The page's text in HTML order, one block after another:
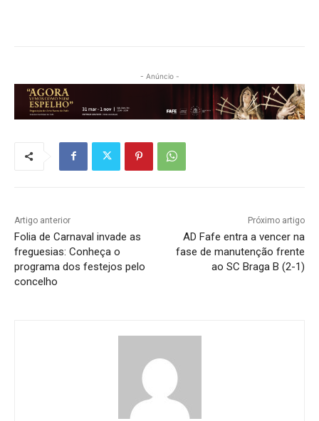
- Anúncio -
Artigo anterior
Folia de Carnaval invade as
freguesias: Conheça o
programa dos festejos pelo
concelho
Próximo artigo
AD Fafe entra a vencer na
fase de manutenção frente
ao SC Braga B (2-1)